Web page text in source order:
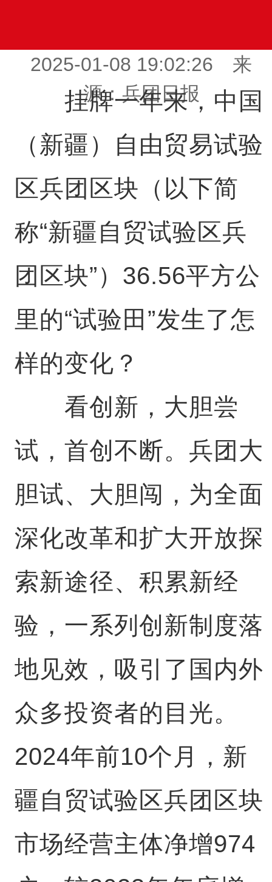
2025-01-08 19:02:26 来
源：兵团日报
挂牌一年来，中国
（新疆）自由贸易试验
区兵团区块（以下简
称“新疆自贸试验区兵
团区块”）36.56平方公
里的“试验田”发生了怎
样的变化？
看创新，大胆尝
试，首创不断。兵团大
胆试、大胆闯，为全面
深化改革和扩大开放探
索新途径、积累新经
验，一系列创新制度落
地见效，吸引了国内外
众多投资者的目光。
2024年前10个月，新
疆自贸试验区兵团区块
市场经营主体净增974